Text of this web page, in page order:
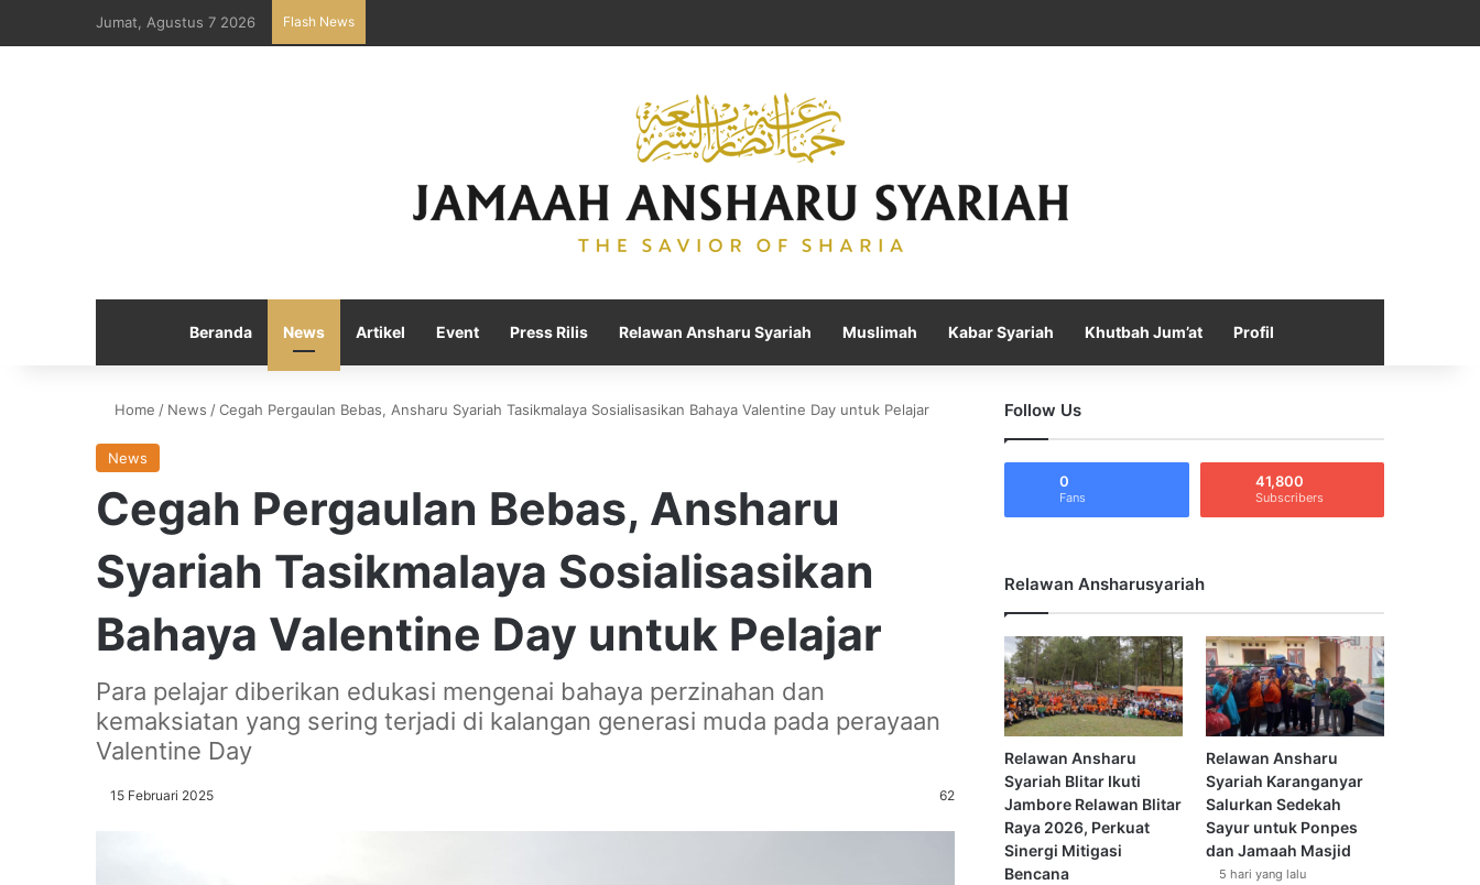
Jumat, Agustus 7 2026 Flash News
Beranda News Artikel Event Press Rilis Relawan Ansharu Syariah Muslimah Kabar Syariah Khutbah Jum’at Profil
Home / News /Cegah Pergaulan Bebas, Ansharu Syariah Tasikmalaya Sosialisasikan Bahaya Valentine Day untuk Pelajar
News
Cegah Pergaulan Bebas, Ansharu
Syariah Tasikmalaya Sosialisasikan
Bahaya Valentine Day untuk Pelajar
Para pelajar diberikan edukasi mengenai bahaya perzinahan dan
kemaksiatan yang sering terjadi di kalangan generasi muda pada perayaan
Valentine Day
15 Februari 2025 62
Follow Us
0
Fans
41,800
Subscribers
Relawan Ansharusyariah
Relawan Ansharu
Syariah Blitar Ikuti
Jambore Relawan Blitar
Raya 2026, Perkuat
Sinergi Mitigasi
Bencana
Relawan Ansharu
Syariah Karanganyar
Salurkan Sedekah
Sayur untuk Ponpes
dan Jamaah Masjid
5 hari yang lalu